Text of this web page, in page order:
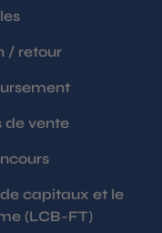
/ retour
de vente
capitaux et le
(LCB-FT)